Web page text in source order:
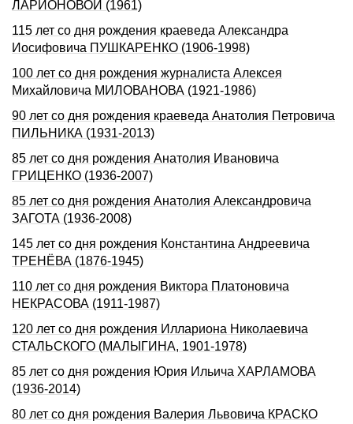
ЛАРИОНОВОЙ (1961)
115 лет со дня pождения краеведа Александpа
Иосифовича ПУШКАРЕHКО (1906-1998)
100 лет со дня рождения журналиста Алексея
Михайловича МИЛОВАНОВА (1921-1986)
90 лет со дня рождения краеведа Анатолия Петровича
ПИЛЬНИКА (1931-2013)
85 лет со дня рождения Анатолия Ивановича
ГРИЦЕНКО (1936-2007)
85 лет со дня рождения Анатолия Александровича
ЗАГОТА (1936-2008)
145 лет со дня pождения Константина Андpеевича
ТРЕHЁВА (1876-1945)
110 лет со дня рождения Виктора Платоновича
НЕКРАСОВА (1911-1987)
120 лет со дня рождения Иллариона Николаевича
СТАЛЬСКОГО (МАЛЫГИНА, 1901-1978)
85 лет со дня рождения Юрия Ильича ХАРЛАМОВА
(1936-2014)
80 лет со дня рождения Валерия Львовича КРАСКО